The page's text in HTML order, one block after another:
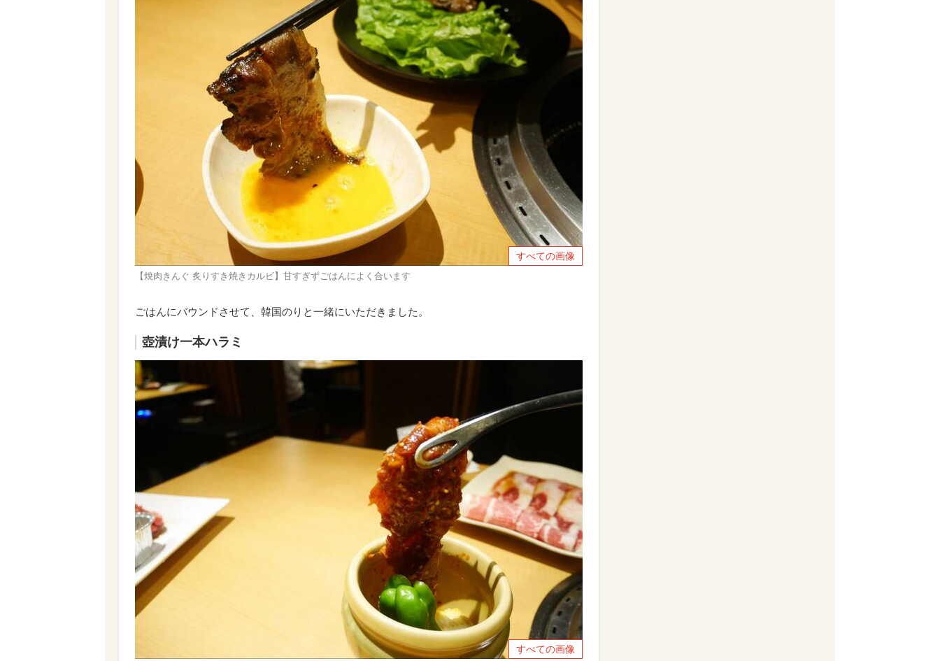
すべての画像
【焼肉きんぐ 炙りすき焼きカルビ】甘すぎずごはんによく合います
ごはんにバウンドさせて、韓国のりと一緒にいただきました。
壺漬け一本ハラミ
すべての画像